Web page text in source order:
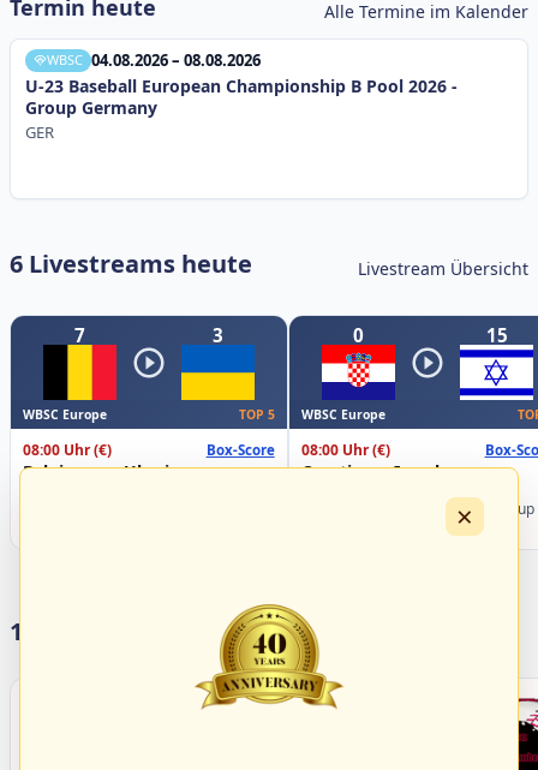
Termin heute Alle Termine im Kalender
WBSC 04.08.2026 – 08.08.2026
U-23 Baseball European Championship B Pool 2026 -
Group Germany
GER
6 Livestreams heute Livestream Übersicht
7 3
WBSC Europe TOP 5
08:00 Uhr(€) Box-Score
Belgium vs. Ukraine
0 15
WBSC Europe
08:00 Uhr(€) Box-
Croatia vs. Israel
Championship B Pool 2026 - Group
17 Vereine im S/HBV
×